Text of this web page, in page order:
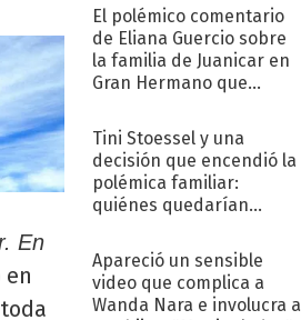
En
El polémico comentario
de Eliana Guercio sobre
la familia de Juanicar en
Gran Hermano que
Tini Stoessel y una
decisión que encendió la
polémica familiar:
quiénes quedarían
Apareció un sensible
video que complica a
Wanda Nara e involucra a